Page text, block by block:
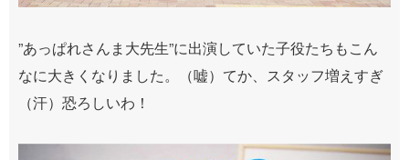
”あっぱれさんま大先生”に出演していた子役たちもこん
なに大きくなりました。（嘘）てか、スタッフ増えすぎ
（汗）恐ろしいわ！